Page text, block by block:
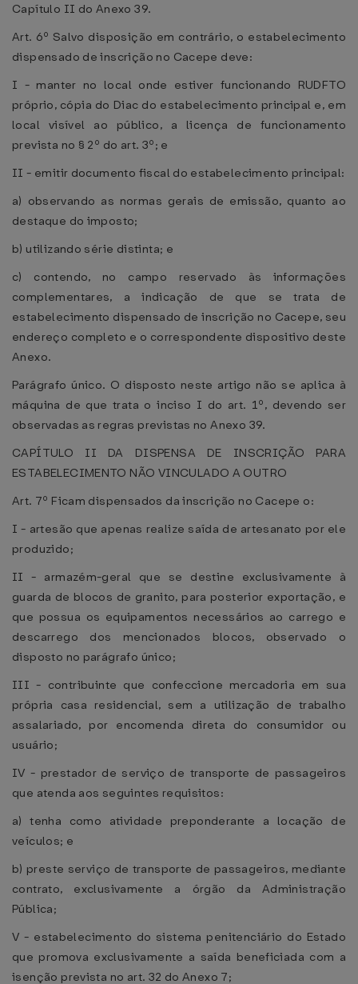
Capítulo II do Anexo 39.
Art. 6º Salvo disposição em contrário, o estabelecimento
dispensado de inscrição no Cacepe deve:
I - manter no local onde estiver funcionando RUDFTO
próprio, cópia do Diac do estabelecimento principal e, em
local visível ao público, a licença de funcionamento
prevista no § 2º do art. 3º; e
II - emitir documento fiscal do estabelecimento principal:
a) observando as normas gerais de emissão, quanto ao
destaque do imposto;
b) utilizando série distinta; e
c) contendo, no campo reservado às informações
complementares, a indicação de que se trata de
estabelecimento dispensado de inscrição no Cacepe, seu
endereço completo e o correspondente dispositivo deste
Anexo.
Parágrafo único. O disposto neste artigo não se aplica à
máquina de que trata o inciso I do art. 1º, devendo ser
observadas as regras previstas no Anexo 39.
CAPÍTULO II DA DISPENSA DE INSCRIÇÃO PARA
ESTABELECIMENTO NÃO VINCULADO A OUTRO
Art. 7º Ficam dispensados da inscrição no Cacepe o:
I - artesão que apenas realize saída de artesanato por ele
produzido;
II - armazém-geral que se destine exclusivamente à
guarda de blocos de granito, para posterior exportação, e
que possua os equipamentos necessários ao carrego e
descarrego dos mencionados blocos, observado o
disposto no parágrafo único;
III - contribuinte que confeccione mercadoria em sua
própria casa residencial, sem a utilização de trabalho
assalariado, por encomenda direta do consumidor ou
usuário;
IV - prestador de serviço de transporte de passageiros
que atenda aos seguintes requisitos:
a) tenha como atividade preponderante a locação de
veículos; e
b) preste serviço de transporte de passageiros, mediante
contrato, exclusivamente a órgão da Administração
Pública;
V - estabelecimento do sistema penitenciário do Estado
que promova exclusivamente a saída beneficiada com a
isenção prevista no art. 32 do Anexo 7;